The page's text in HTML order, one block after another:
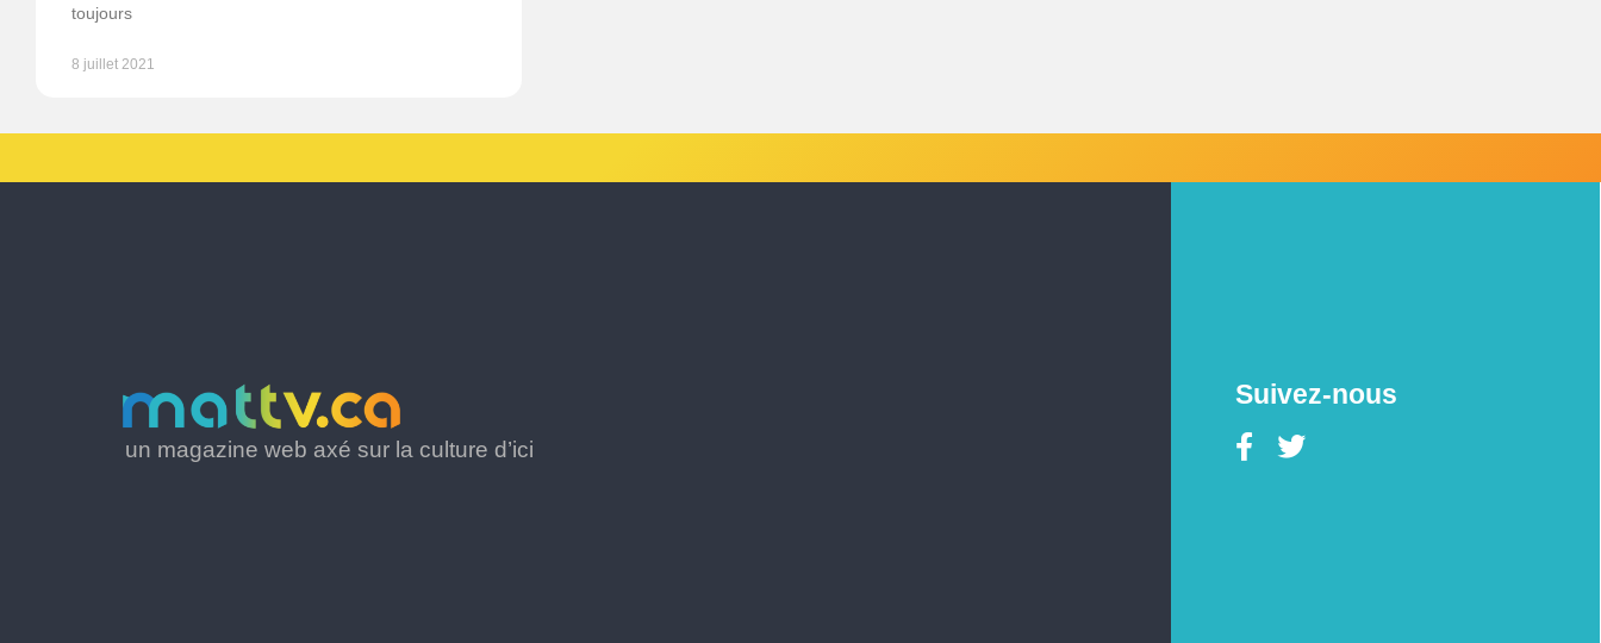
toujours
8 juillet 2021
un magazine web axé sur la culture d’ici
Suivez-nous